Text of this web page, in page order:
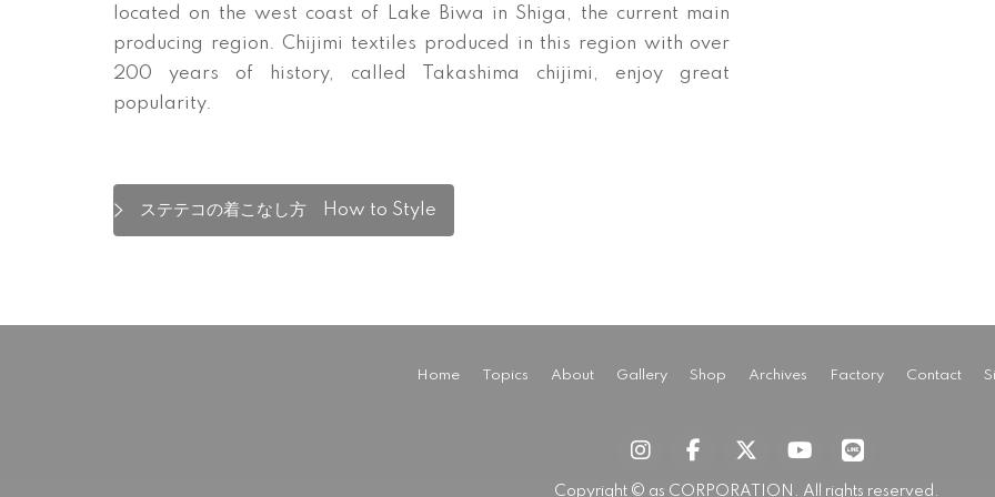
located on the west coast of Lake Biwa in Shiga, the current main
producing region. Chijimi textiles produced in this region with over
200 years of history, called Takashima chijimi, enjoy great
popularity.
ステテコの着こなし方 How to Style
Home Topics About Gallery Shop Archives Factory Contact
Copyright © as CORPORATION. All rights reserved.